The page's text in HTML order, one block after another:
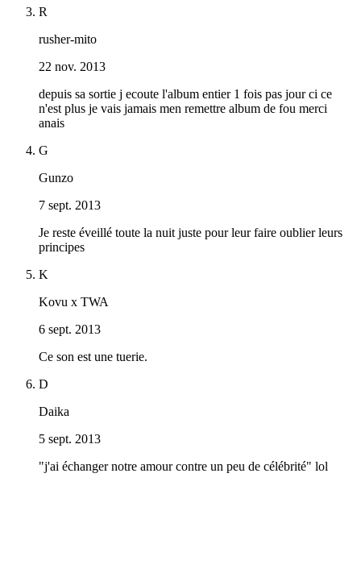
R
rusher-mito
22 nov. 2013
depuis sa sortie j ecoute l'album entier 1 fois pas jour ci ce
n'est plus je vais jamais men remettre album de fou merci
anais
G
Gunzo
7 sept. 2013
Je reste éveillé toute la nuit juste pour leur faire oublier leurs
principes
K
Kovu x TWA
6 sept. 2013
Ce son est une tuerie.
D
Daika
5 sept. 2013
"j'ai échanger notre amour contre un peu de célébrité" lol